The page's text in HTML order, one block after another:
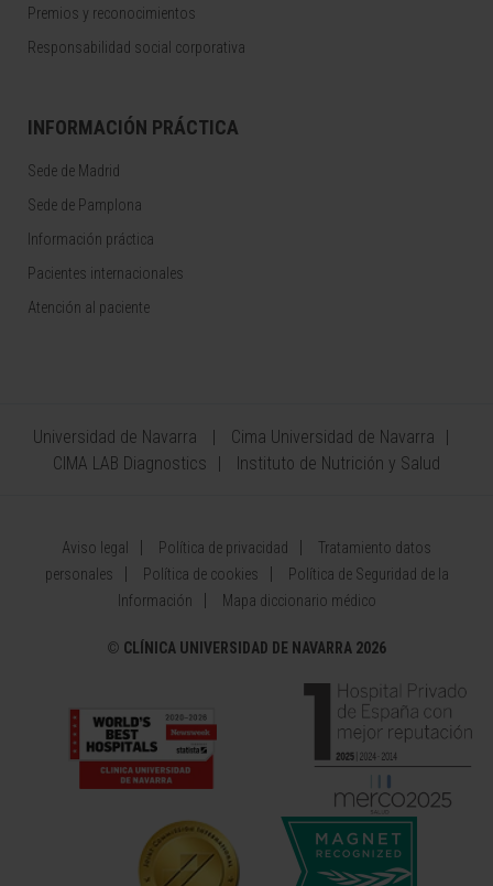
Premios y reconocimientos
Responsabilidad social corporativa
INFORMACIÓN PRÁCTICA
Sede de Madrid
Sede de Pamplona
Información práctica
Pacientes internacionales
Atención al paciente
Universidad de Navarra
Cima Universidad de Navarra
CIMA LAB Diagnostics
Instituto de Nutrición y Salud
Aviso legal Política de privacidad
Tratamiento datos
personales
Política de cookies
Política de Seguridad de la
Información
Mapa diccionario médico
© CLÍNICA UNIVERSIDAD DE NAVARRA 2026